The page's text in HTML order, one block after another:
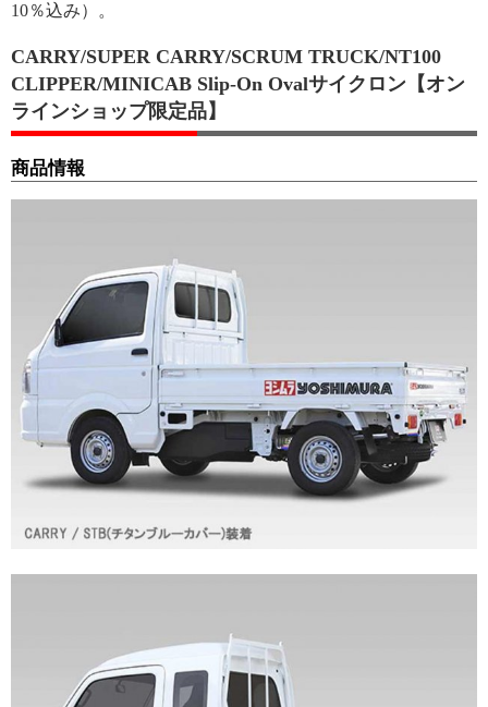
10％込み）。
CARRY/SUPER CARRY/SCRUM TRUCK/NT100
CLIPPER/MINICAB Slip-On Ovalサイクロン【オン
ラインショップ限定品】
商品情報